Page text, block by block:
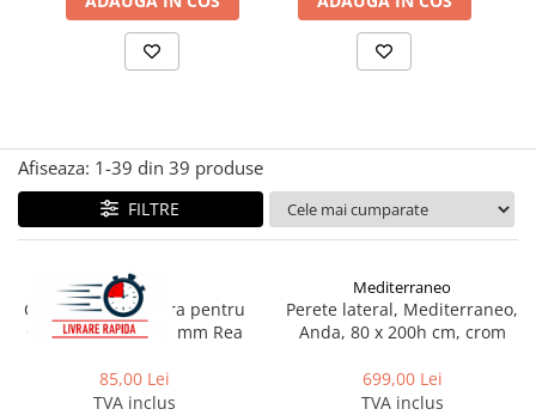
Seturi vase wc monobloc
Accesorii vase wc
Bideuri suspendate
Bideuri statative
Piedestale
Pisoare
Rezervoare wc
Rezervore incastrate
Rezervoare aparente
Afiseaza: 1-39 din 39 produse
FILTRE
Rea
Garnitura inferioara pentru
Cabina de dus 6-8 mm Rea
85,00 Lei
TVA inclus
Mediterraneo
Perete lateral, Mediterraneo,
Anda, 80 x 200h cm, crom
699,00 Lei
TVA inclus